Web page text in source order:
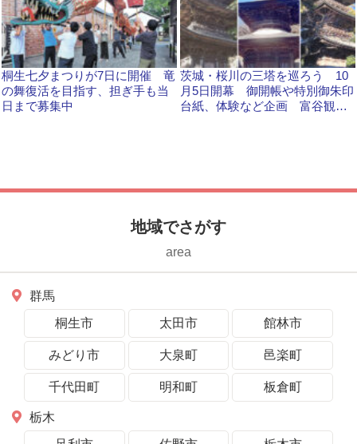
桐生七夕まつりが7日に開催 竜
の舞復活を目指す、担ぎ手も当
日まで募集中
茨城・桜川の三塔を巡ろう 10
月5日開幕 御開帳や特別御朱印
台紙、体験など企画 富谷観
地域でさがす
area
群馬
桐生市
太田市 館林市
みどり市 大泉町 邑楽町
千代田町 明和町 板倉町
栃木